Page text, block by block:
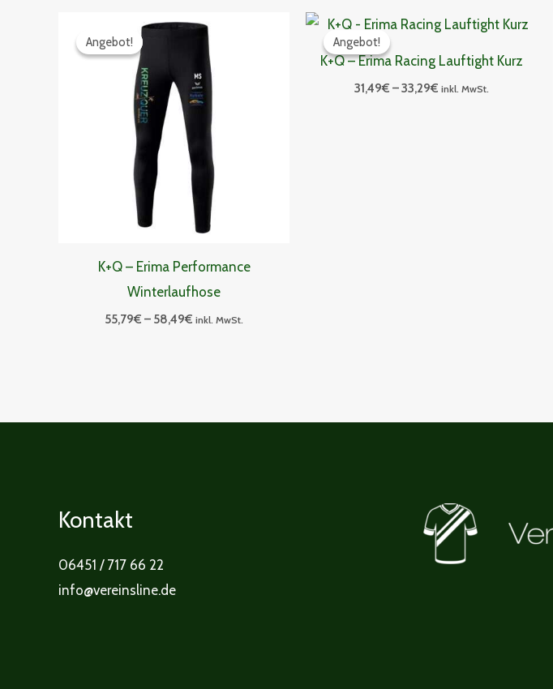
Angebot!
Angebot!
K+Q – Erima Performance
Winterlaufhose
55,79€ – 58,49€
Preisspanne:
55,79€
58,49€
inkl. MwSt.
Angebot!
Angebot!
K+Q – Erima Racing Lauftight Kurz
31,49€ –33,29€
Preisspanne:
31,49€
33,29€
inkl. MwSt.
Kontakt
06451 / 717 66 22
info@vereinsline.de